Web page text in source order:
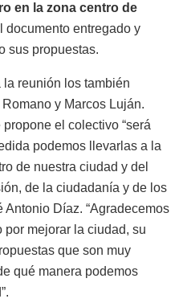
en la zona centro de
documento entregado y
sus propuestas.
reunión los también
y Marcos Luján.
el colectivo “será
podemos llevarlas a la
de nuestra ciudad y del
de la ciudadanía y de los
Antonio Díaz. “Agradecemos
mejorar la ciudad, su
que son muy
qué manera podemos